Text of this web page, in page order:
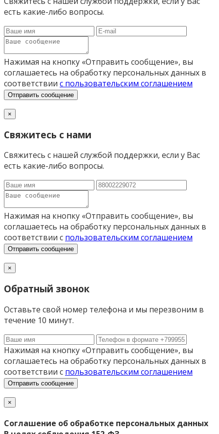
есть какие-либо вопросы.
Нажимая на кнопку «Отправить сообщение», вы
соглашаетесь на обработку персональных данных в
соответствии с пользовательским соглашением
Отправить сообщение
×
Свяжитесь с нами
Свяжитесь с нашей службой поддержки, если у Вас
есть какие-либо вопросы.
Нажимая на кнопку «Отправить сообщение», вы
соглашаетесь на обработку персональных данных в
соответствии с пользовательским соглашением
Отправить сообщение
×
Обратный звонок
Оставьте свой номер телефона и мы перезвоним в
течение 10 минут.
Нажимая на кнопку «Отправить сообщение», вы
соглашаетесь на обработку персональных данных в
соответствии с пользовательским соглашением
Отправить сообщение
×
Соглашение об обработке персональных данных